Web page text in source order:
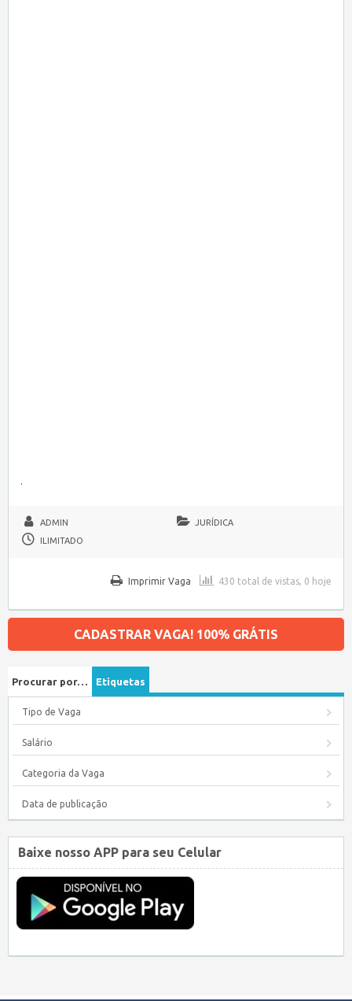
.
ADMIN
JURÍDICA
ILIMITADO
430 total de vistas, 0 hoje
Imprimir Vaga
CADASTRAR VAGA! 100% GRÁTIS
Procurar por… Etiquetas
Tipo de Vaga
Salário
Categoria da Vaga
Data de publicação
Baixe nosso APP para seu Celular